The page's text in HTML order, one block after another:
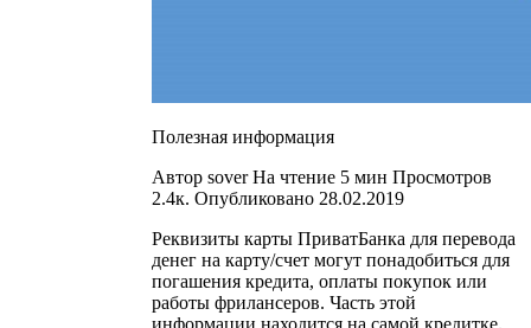
Полезная информация
Автор sover На чтение 5 мин Просмотров
2.4к. Опубликовано 28.02.2019
Реквизиты карты ПриватБанка для перевода
денег на карту/счет могут понадобиться для
погашения кредита, оплаты покупок или
работы фрилансеров. Часть этой
информации находится на самой кредитке.